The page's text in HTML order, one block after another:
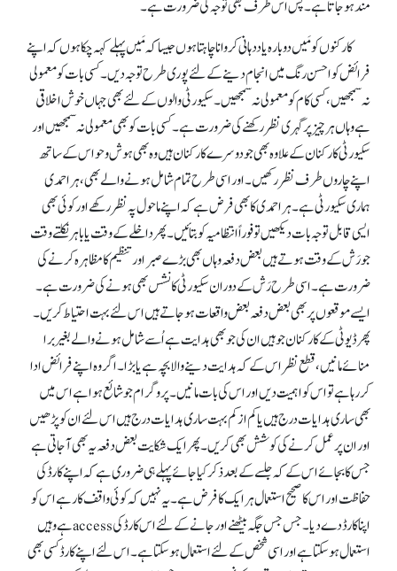
مند ہو جاتا ہے۔ پس اس طرف بھی توجہ کی ضرورت ہے۔
کارکنوں کو مَیں دوبارہ یاددہانی کروانا چاہتا ہوں جیسا کہ مَیں پہلے کہہ چکا ہوں کہ اپنے
فرائض کو احسن رنگ میں انجام دینے کے لئے پوری طرح توجہ دیں۔ کسی بات کو معمولی
نہ سمجھیں، کسی کام کو معمولی نہ سمجھیں۔ سکیورٹی والوں کے لئے بھی جہاں خوش اخلاقی
ہے وہاں ہر چیز پر گہری نظر رکھنے کی ضرورت ہے۔ کسی بات کو بھی معمولی نہ سمجھیں اور
سکیورٹی کارکنان کے علاوہ بھی جو دوسرے کارکنان ہیں وہ بھی ہوش و حواس کے ساتھ
اپنے چاروں طرف نظر رکھیں۔ اور اسی طرح تمام شامل ہونے والے بھی، ہر احمدی
ہماری سکیورٹی ہے۔ ہر احمدی کا بھی فرض ہے کہ اپنے ماحول پہ نظر رکھے اور کوئی بھی
ایسی قابل توجہ بات دیکھیں تو فوراً انتظامیہ کو بتائیں۔ پھر داخلے کے وقت یا باہر نکلتے وقت
جو رَش کے وقت ہوتے ہیں بعض دفعہ وہاں بھی بڑے صبر اور تنظیم کا مظاہرہ کرنے کی
ضرورت ہے۔ اسی طرح رَش کے دوران سکیورٹی کانشس بھی ہونے کی ضرورت ہے۔
ایسے موقعوں پر بھی بعض دفعہ بعض واقعات ہو جاتے ہیں اس لئے بہت احتیاط کریں۔
پھر ڈیوٹی کے کارکنان جو ہیں ان کی جو بھی ہدایت ہے اُسے شامل ہونے والے بغیر برا
منائے مانیں، قطع نظر اس کے کہ ہدایت دینے والا بچہ ہے یا بڑا۔ اگر وہ اپنے فرائض ادا
کر رہا ہے تو اس کو اہمیت دیں اور اس کی بات مانیں۔ پروگرام جو شائع ہوا ہے اس میں
بھی ساری ہدایات درج ہیں یا کم از کم بہت ساری ہدایات درج ہیں اس لئے ان کو پڑھیں
اور ان پر عمل کرنے کی کوشش بھی کریں۔ پھر ایک شکایت بعض دفعہ یہ بھی آ جاتی ہے
جس کا بجائے اس کے کہ جلسے کے بعد ذکر کیا جائے پہلے ہی ضروری ہے کہ اپنے کارڈ کی
حفاظت اور اس کا صحیح استعمال ہر ایک کا فرض ہے۔ یہ نہیں کہ کوئی واقف کار ہے اس کو
اپنا کارڈ دے دیا۔ جس جس جگہ بیٹھنے اور جانے کے لئے اس کارڈ کی accessہے وہیں
استعمال ہو سکتا ہے اور اسی شخص کے لئے استعمال ہو سکتا ہے۔ اس لئے اپنے کارڈ کسی بھی